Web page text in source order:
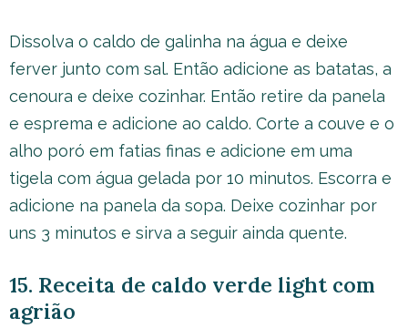
Dissolva o caldo de galinha na água e deixe
ferver junto com sal. Então adicione as batatas, a
cenoura e deixe cozinhar. Então retire da panela
e esprema e adicione ao caldo. Corte a couve e o
alho poró em fatias finas e adicione em uma
tigela com água gelada por 10 minutos. Escorra e
adicione na panela da sopa. Deixe cozinhar por
uns 3 minutos e sirva a seguir ainda quente.
15. Receita de caldo verde light com
agrião